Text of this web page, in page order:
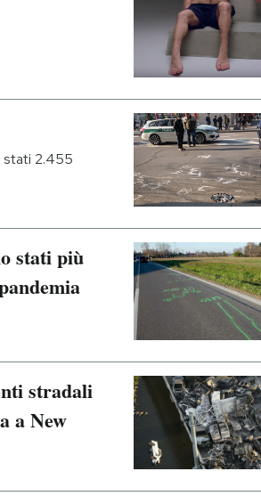
stati 2.455
stati più
stradali
a New